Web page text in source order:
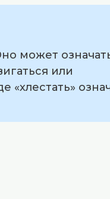
может
или
«хлестать»